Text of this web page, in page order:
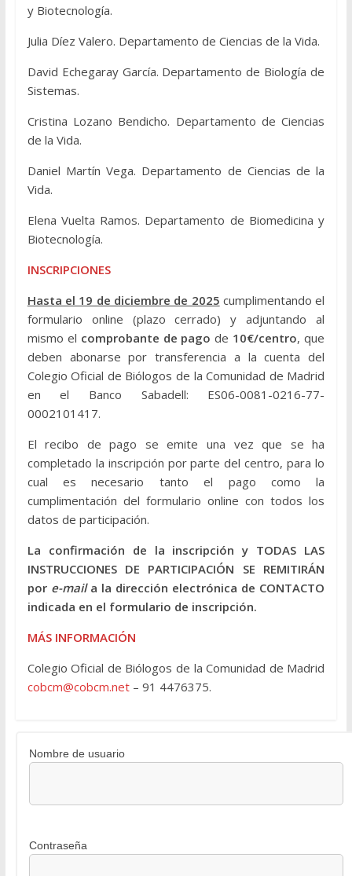
y Biotecnología.
Julia Díez Valero. Departamento de Ciencias de la Vida.
David Echegaray García. Departamento de Biología de
Sistemas.
Cristina Lozano Bendicho. Departamento de Ciencias
de la Vida.
Daniel Martín Vega. Departamento de Ciencias de la
Vida.
Elena Vuelta Ramos. Departamento de Biomedicina y
Biotecnología.
INSCRIPCIONES
Hasta el 19 de diciembre de 2025 cumplimentando el
formulario online (plazo cerrado) y adjuntando al
mismo el comprobante de pago de 10€/centro, que
deben abonarse por transferencia a la cuenta del
Colegio Oficial de Biólogos de la Comunidad de Madrid
en el Banco Sabadell: ES06-0081-0216-77-
0002101417.
El recibo de pago se emite una vez que se ha
completado la inscripción por parte del centro, para lo
cual es necesario tanto el pago como la
cumplimentación del formulario online con todos los
datos de participación.
La confirmación de la inscripción y TODAS LAS
INSTRUCCIONES DE PARTICIPACIÓN SE REMITIRÁN
por e-maila la dirección electrónica de CONTACTO
indicada en el formulario de inscripción.
MÁS INFORMACIÓN
Colegio Oficial de Biólogos de la Comunidad de Madrid
cobcm@cobcm.net– 91 4476375.
Nombre de usuario
Contraseña